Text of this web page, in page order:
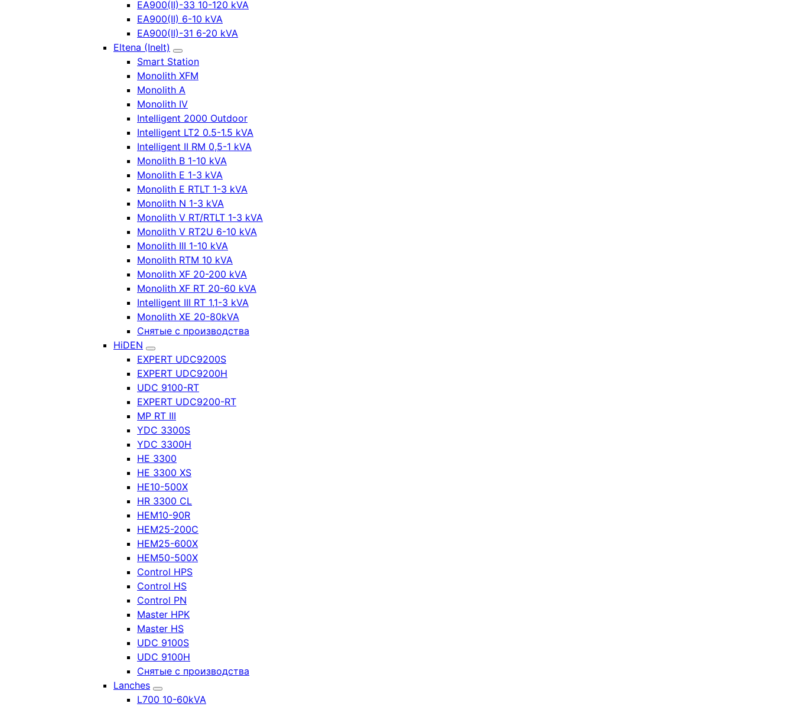
EA900(II)-33 10-120 kVA
EA900(II) 6-10 kVA
EA900(II)-31 6-20 kVA
Eltena (Inelt)
Smart Station
Monolith XFM
Monolith A
Monolith IV
Intelligent 2000 Outdoor
Intelligent LT2 0.5-1.5 kVA
Intelligent II RM 0,5-1 kVA
Monolith B 1-10 kVA
Monolith E 1-3 kVA
Monolith E RTLT 1-3 kVA
Monolith N 1-3 kVA
Monolith V RT/RTLT 1-3 kVA
Monolith V RT2U 6-10 kVA
Monolith III 1-10 kVA
Monolith RTM 10 kVA
Monolith XF 20-200 kVA
Monolith XF RT 20-60 kVA
Intelligent III RT 1,1-3 kVA
Monolith XE 20-80kVA
Снятые с производства
HiDEN
EXPERT UDC9200S
EXPERT UDC9200H
UDC 9100-RT
EXPERT UDC9200-RT
MP RT III
YDC 3300S
YDC 3300H
HE 3300
HE 3300 XS
HE10-500X
HR 3300 CL
HEM10-90R
HEM25-200C
HEM25-600X
HEM50-500X
Control HPS
Control HS
Control PN
Master HPK
Master HS
UDC 9100S
UDC 9100H
Снятые с производства
Lanches
L700 10-60kVA